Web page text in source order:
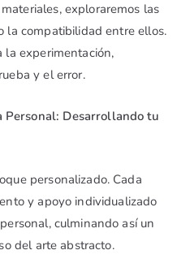
exploraremos las
la compatibilidad entre ellos.
la experimentación,
y el error.
Personal: Desarrollando tu
personalizado. Cada
y apoyo individualizado
culminando así un
del arte abstracto.